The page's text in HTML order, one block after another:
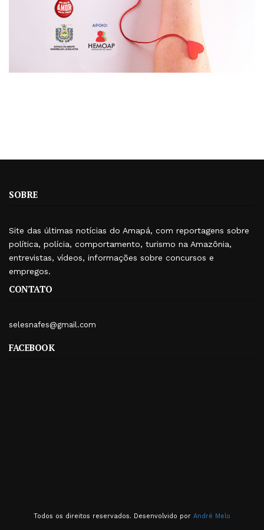
SOBRE
Site das últimas notícias do Amapá, com reportagens sobre
política, polícia, comportamento, turismo na Amazônia,
entrevistas, vídeos, informações sobre concursos e
empregos.
CONTATO
selesnafes@gmail.com
FACEBOOK
Todos os direitos reservados. Desenvolvido por André Melo